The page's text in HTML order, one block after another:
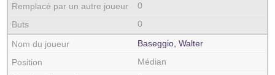
0
0
Baseggio, Walter
Médian